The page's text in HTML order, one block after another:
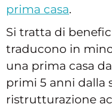
prima casa.
Si tratta di
traducono in
una prima casa
primi 5 anni dalla
ristrutturazione